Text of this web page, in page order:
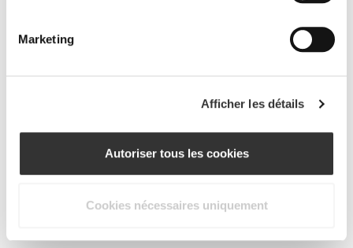
Marketing
Afficher les détails
Autoriser tous les cookies
Cookies nécessaires uniquement